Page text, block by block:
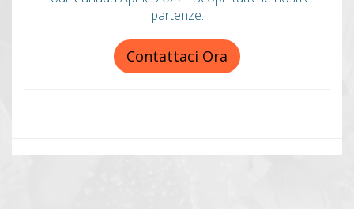
partenze.
Contattaci Ora